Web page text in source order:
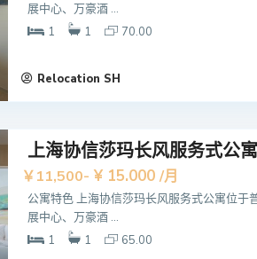
展中心、万豪酒 ...
1
1 70.00
Relocation SH
上海协信莎玛长风服务式公
￥11,500- ¥ 15.000 /月
公寓特色 上海协信莎玛长风服务式公寓位
展中心、万豪酒 ...
1
1 65.00